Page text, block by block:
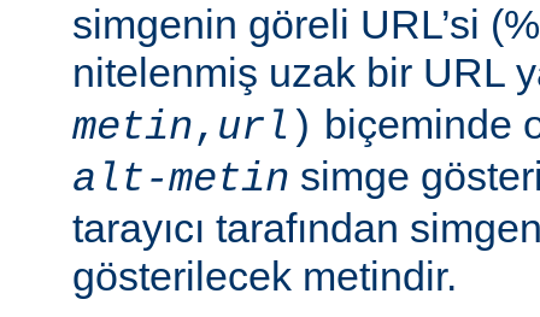
simgenin göreli URL’si
nitelenmiş uzak bir URL
metin, url ) biçeminde
alt-metin simge
tarayıcı tarafından
gösterilecek metindir.